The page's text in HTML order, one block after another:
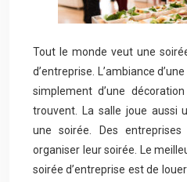
Tout le monde veut une
d’entreprise. L’ambiance
simplement d’une
trouvent. La salle joue aussi
une soirée. Des
organiser leur soirée. Le
soirée d’entreprise est de